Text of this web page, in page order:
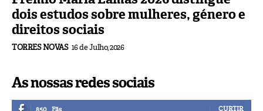
dois estudos sobre mulheres, género e
direitos sociais
TORRES NOVAS 16 de Julho, 2026
As nossas redes sociais
850 Fãs CURTIR